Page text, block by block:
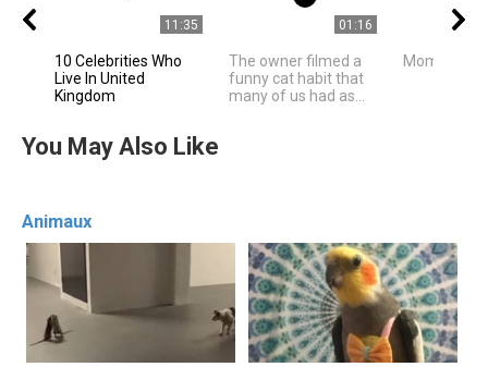
11:35
10 Celebrities Who
Live In United
Kingdom
01:16
The owner filmed a
funny cat habit that
many of us had as...
Mom is
You May Also Like
Animaux